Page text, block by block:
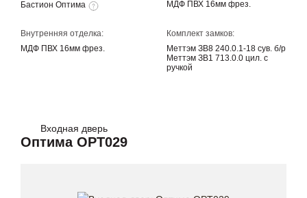
Бастион Оптима
МДФ ПВХ 16мм фрез.
Внутренняя отделка:
МДФ ПВХ 16мм фрез.
Комплект замков:
Меттэм ЗВ8 240.0.1-18 сув. б/р
Меттэм ЗВ1 713.0.0 цил. с
ручкой
Входная дверь
Оптима OPT029